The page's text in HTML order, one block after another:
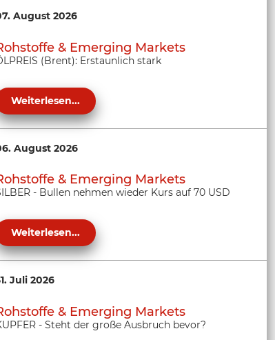
August 2026
& Emerging Markets
(Brent): Erstaunlich stark
Weiterlesen...
August 2026
& Emerging Markets
- Bullen nehmen wieder Kurs auf 70 USD
Weiterlesen...
Juli 2026
& Emerging Markets
- Steht der große Ausbruch bevor?